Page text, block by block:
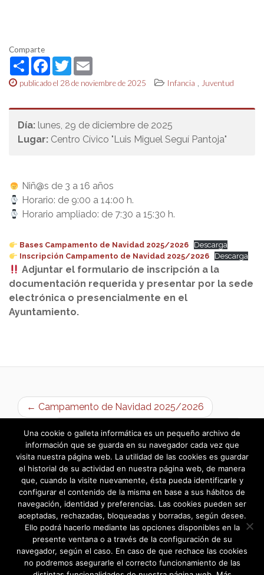
Comparte
ShareFacebook
Twitter
publicado el 28 de noviembre de 2025 Infancia , Juventud
Día: lunes, 29 de diciembre de 2025
Lugar: Centro Cívico "Luis Miguel Seguí Pantoja"
Niñ@s de 3 a 16 años
Horario: de 9:00 a 14:00 h.
Horario ampliado: de 7:30 a 15:30 h.
Bases Campamento de Navidad 2025/2026
Descarga
Inscripción Campamento de Navidad 2025/2026
Descarga
Adjuntar el formulario de inscripción a la
documentación requerida y presentar por la sede
electrónica o presencialmente en el
Ayuntamiento.
← Campamento de Navidad 2025/2026
Campamento de Navidad 2025/2026 →
Una cookie o galleta informática es un pequeño archivo de
información que se guarda en su navegador cada vez que
visita nuestra página web. La utilidad de las cookies es guardar
el historial de su actividad en nuestra página web, de manera
que, cuando la visite nuevamente, ésta pueda identificarle y
configurar el contenido de la misma en base a sus hábitos de
navegación, identidad y preferencias. Las cookies pueden ser
aceptadas, rechazadas, bloqueadas y borradas, según desee.
Ello podrá hacerlo mediante las opciones disponibles en la
presente ventana o a través de la configuración de su
navegador, según el caso. En caso de que rechace las cookies
no podremos asegurarle el correcto funcionamiento de las